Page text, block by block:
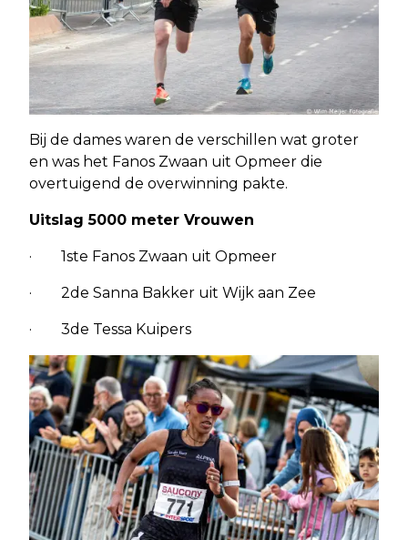
Bij de dames waren de verschillen wat groter
en was het Fanos Zwaan uit Opmeer die
overtuigend de overwinning pakte.
Uitslag 5000 meter Vrouwen
· 1ste Fanos Zwaan uit Opmeer
· 2de Sanna Bakker uit Wijk aan Zee
· 3de Tessa Kuipers